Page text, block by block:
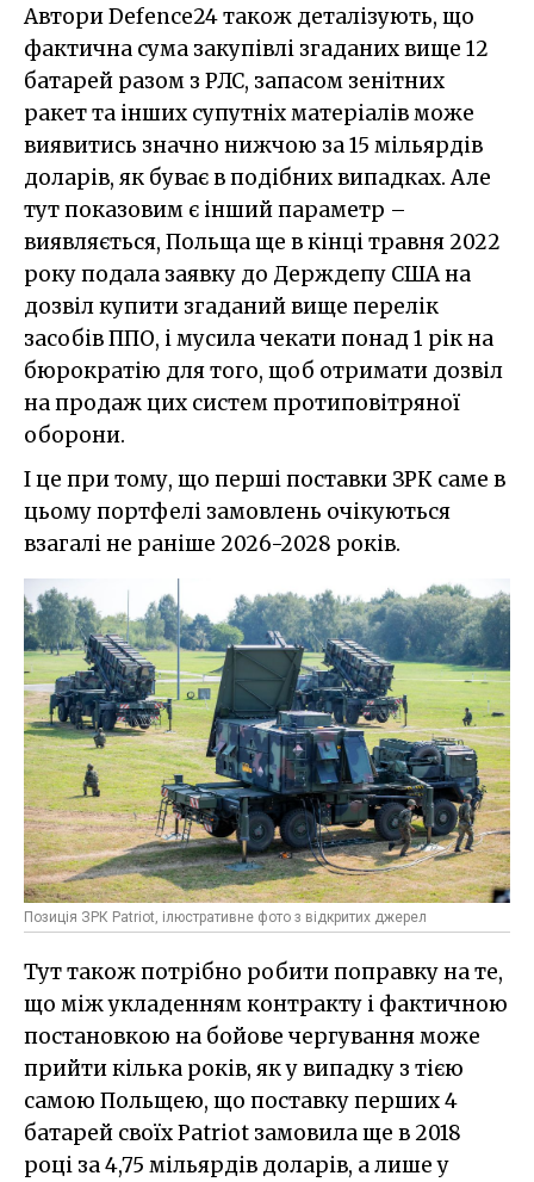
Автори Defence24 також деталізують, що
фактична сума закупівлі згаданих вище 12
батарей разом з РЛС, запасом зенітних
ракет та інших супутніх матеріалів може
виявитись значно нижчою за 15 мільярдів
доларів, як буває в подібних випадках. Але
тут показовим є інший параметр –
виявляється, Польща ще в кінці травня 2022
року подала заявку до Держдепу США на
дозвіл купити згаданий вище перелік
засобів ППО, і мусила чекати понад 1 рік на
бюрократію для того, щоб отримати дозвіл
на продаж цих систем протиповітряної
оборони.
І це при тому, що перші поставки ЗРК саме в
цьому портфелі замовлень очікуються
взагалі не раніше 2026-2028 років.
Позиція ЗРК Patriot, ілюстративне фото з відкритих джерел
Тут також потрібно робити поправку на те,
що між укладенням контракту і фактичною
постановкою на бойове чергування може
прийти кілька років, як у випадку з тією
самою Польщею, що поставку перших 4
батарей своїх Patriot замовила ще в 2018
році за 4,75 мільярдів доларів, а лише у